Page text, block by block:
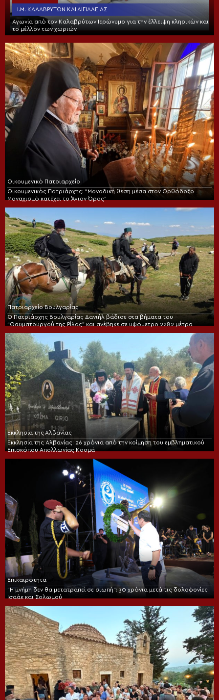
Ι.Μ. ΚΑΛΑΒΡΎΤΩΝ ΚΑΙ ΑΙΓΙΑΛΕΊΑΣ
Αγωνία από τον Καλαβρύτων Ιερώνυμο για την έλλειψη κληρικών και
το μέλλον των χωριών
Οικουμενικό Πατριαρχείο
Οικουμενικός Πατριάρχης: “Μοναδική θέση μέσα στον Ορθόδοξο
Μοναχισμό κατέχει το Άγιον Όρος”
Πατριαρχείο Βουλγαρίας
Ο Πατριάρχης Βουλγαρίας Δανιήλ βάδισε στα βήματα του
“Θαυματουργού της Ρίλας” και ανέβηκε σε υψόμετρο 2282 μέτρα
Εκκλησία της Αλβανίας
Εκκλησία της Αλβανίας: 26 χρόνια από την κοίμηση του εμβληματικού
Επισκόπου Απολλωνίας Κοσμά
Επικαιρότητα
“Η μνήμη δεν θα μετατραπεί σε σιωπή”: 30 χρόνια μετά τις δολοφονίες
Ισαάκ και Σολωμού